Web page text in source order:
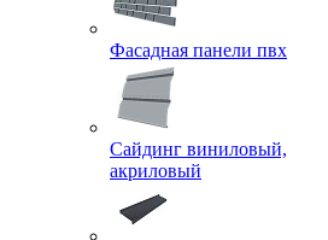
Фасадная панели пвх
Сайдинг виниловый,
акриловый